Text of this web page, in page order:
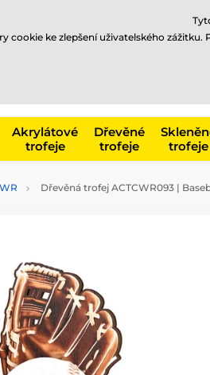
Akrylátové
trofeje
Dřevěné
trofeje
trofeje
Dřevěná trofej ACTCWR093 |
cookie ke zlepšení uživatelského